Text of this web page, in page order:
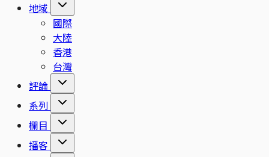
地域
國際
大陸
香港
台灣
評論
系列
欄目
播客